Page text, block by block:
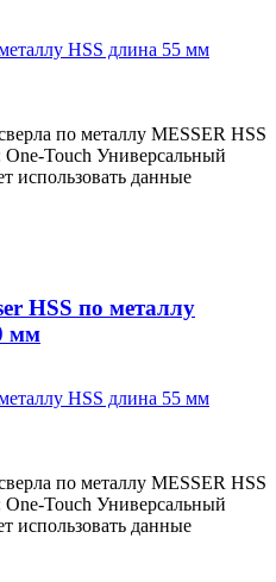
HSS длина 55 мм
по металлу MESSER HSS
Touch Универсальный
использовать данные
HSS по металлу
мм
HSS длина 55 мм
по металлу MESSER HSS
Touch Универсальный
использовать данные